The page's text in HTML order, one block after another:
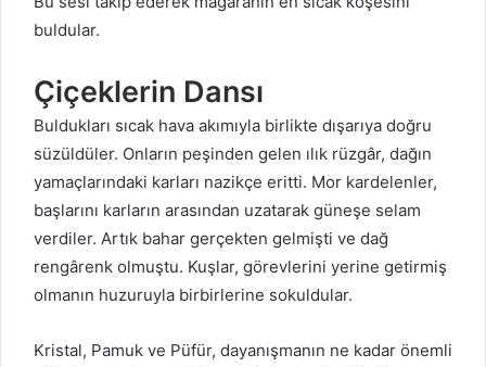
buldular.
Çiçeklerin Dansı
Buldukları sıcak hava akımıyla birlikte dışarıya doğru
süzüldüler. Onların peşinden gelen ılık rüzgâr, dağın
yamaçlarındaki karları nazikçe eritti. Mor kardelenler,
başlarını karların arasından uzatarak güneşe selam
verdiler. Artık bahar gerçekten gelmişti ve dağ
rengârenk olmuştu. Kuşlar, görevlerini yerine getirmiş
olmanın huzuruyla birbirlerine sokuldular.
Kristal, Pamuk ve Püfür, dayanışmanın ne kadar önemli